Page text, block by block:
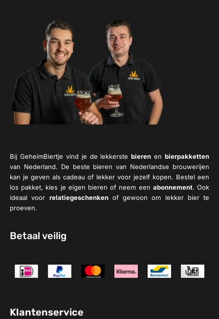
Bij GeheimBiertje vind je de lekkerstebieren en bierpakketten
van Nederland. De beste bieren van Nederlandse brouwerijen
kan je geven als cadeau of lekker voor jezelf kopen. Bestel een
los pakket, kies je eigen bieren of neem een abonnement. Ook
ideaal voor relatiegeschenkenof gewoon om lekker bier te
proeven.
Betaal veilig
Klantenservice